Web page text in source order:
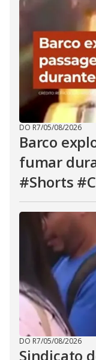
DO R7/05/08/2026
Barco
fumar
#Shorts
DO R7/05/08/2026
Sindicato